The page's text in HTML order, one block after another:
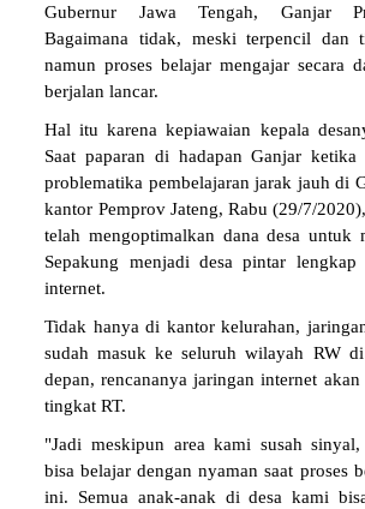
Gubernur Jawa Tengah, Ganjar
Bagaimana tidak, meski terpencil dan
namun proses belajar mengajar secara
berjalan lancar.
Hal itu karena kepiawaian kepala
Saat paparan di hadapan Ganjar ketika
problematika pembelajaran jarak jauh di
kantor Pemprov Jateng, Rabu (29/7/
telah mengoptimalkan dana desa untuk
Sepakung menjadi desa pintar lengkap
internet.
Tidak hanya di kantor kelurahan,
sudah masuk ke seluruh wilayah RW
depan, rencananya jaringan internet
tingkat RT.
"Jadi meskipun area kami susah sinyal,
bisa belajar dengan nyaman saat proses
ini. Semua anak-anak di desa kami